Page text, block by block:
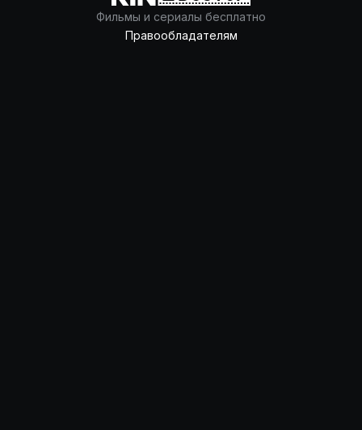
Фильмы и сериалы бесплатно
Правообладателям